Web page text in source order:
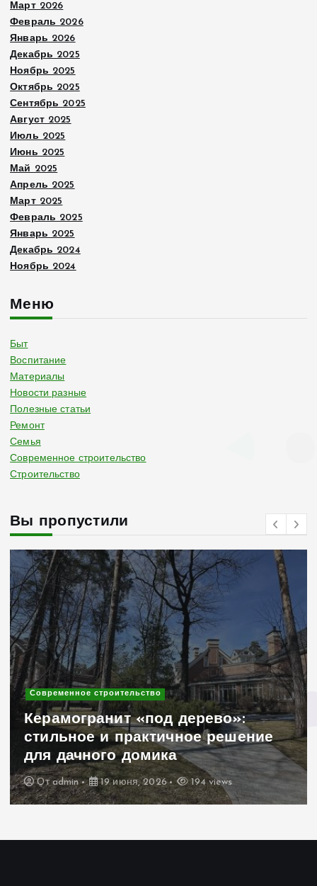
Март 2026
Февраль 2026
Январь 2026
Декабрь 2025
Ноябрь 2025
Октябрь 2025
Сентябрь 2025
Август 2025
Июль 2025
Июнь 2025
Май 2025
Апрель 2025
Март 2025
Февраль 2025
Январь 2025
Декабрь 2024
Ноябрь 2024
Меню
Быт
Воспитание
Материалы
Новости разные
Полезные статьи
Ремонт
Семья
Современное строительство
Строительство
Вы пропустили
Современное строительство
Керамогранит «под дерево»:
стильное и практичное решение
для дачного домика
Отadmin 19 июня, 2026 194 views